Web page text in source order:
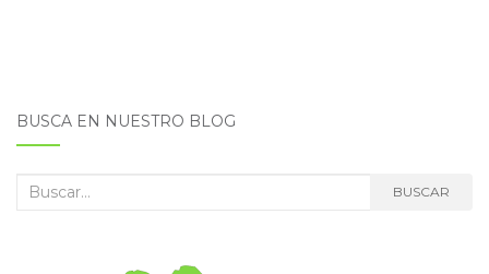
BUSCA EN NUESTRO BLOG
Buscar: BUSCAR